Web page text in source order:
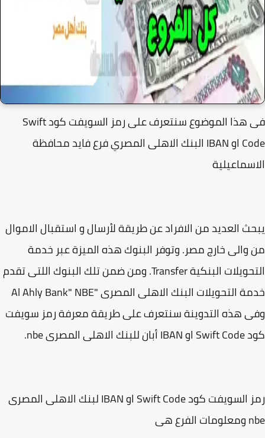
فى هذا الموضوع سنتعرف على رمز السويفت كود Swift
Code او IBAN البنك الاهلى المصري فرع فايد محافظة
من الافراد عن طريقة لأرسال و استقبال الاموال
مصر. وتوفر البنوك هذه الميزة عبر خدمة
التحويلات البنكية Transfer. ومن ضمن تلك البنوك اللتى تقدم
خدمة التحويلات البنك الاهلى المصرى "Al Ahly Bank" NBE
سنتعرف على طريقة معرفة رمز سويفت
رمز السويفت كود Swift Code او IBAN لبنك الاهلى المصرى